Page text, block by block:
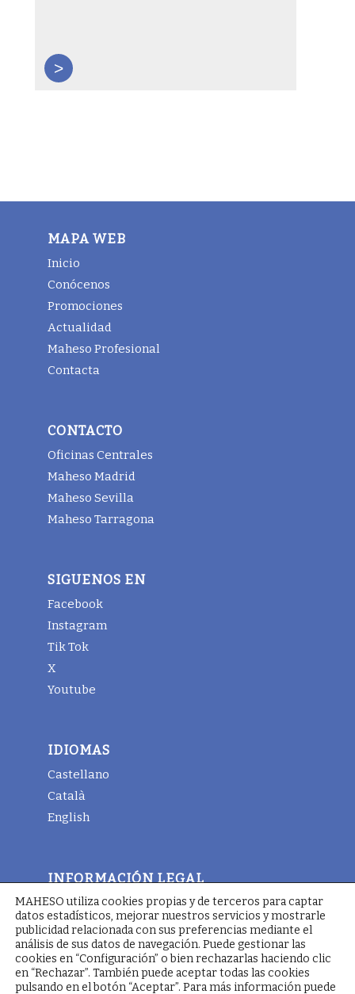
>
MAPA WEB
Inicio
Conócenos
Promociones
Actualidad
Maheso Profesional
Contacta
CONTACTO
Oficinas Centrales
Maheso Madrid
Maheso Sevilla
Maheso Tarragona
SIGUENOS EN
Facebook
Instagram
Tik Tok
X
Youtube
IDIOMAS
Castellano
Català
English
INFORMACIÓN LEGAL
Aviso legal
Términos y condiciones generales
Política de cookies
MAHESO utiliza cookies propias y de terceros para captar
datos estadísticos, mejorar nuestros servicios y mostrarle
publicidad relacionada con sus preferencias mediante el
análisis de sus datos de navegación. Puede gestionar las
cookies en “Configuración” o bien rechazarlas haciendo clic
en “Rechazar”. También puede aceptar todas las cookies
pulsando en el botón “Aceptar”. Para más información puede